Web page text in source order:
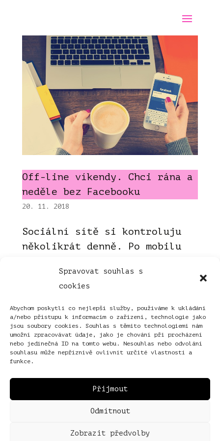
Spravovat souhlas s
cookies
Abychom poskytli co nejlepší služby, používáme k ukládání
a/nebo přístupu k informacím o zařízení, technologie jako
jsou soubory cookies. Souhlas s těmito technologiemi nám
umožní zpracovávat údaje, jako je chování při procházení
nebo jedinečná ID na tomto webu. Nesouhlas nebo odvolání
souhlasu může nepříznivě ovlivnit určité vlastnosti a
funkce.
Přijmout
Odmítnout
Zobrazit předvolby
Off-line víkendy. Chci rána a
neděle bez Facebooku
20. 11. 2018
Sociální sítě si kontroluju
několikrát denně. Po mobilu
čekám na výtah, když stojím
frontu u pokladny nebo se
nechci účastnit rodinné
debaty. A mám toho po krk.
Homo FoMO K sociálním sítím
jsem nikdy nepřilnula, i když
přepočítáno na...
Přečíst